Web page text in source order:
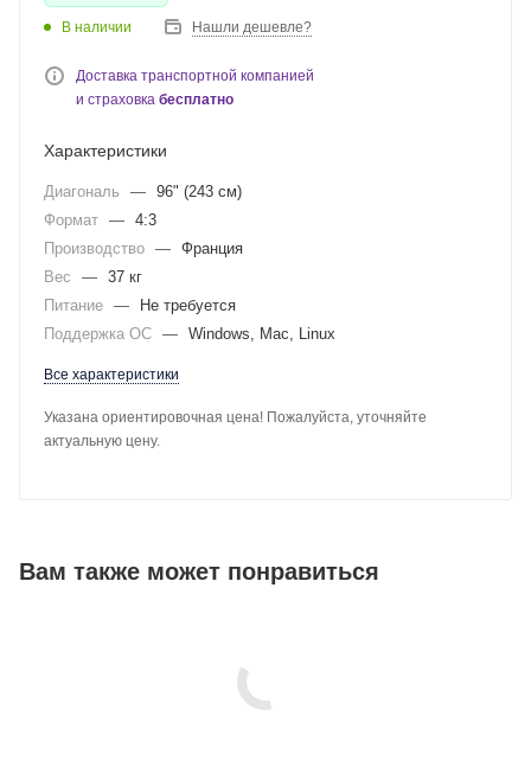
В наличии Нашли дешевле?
Доставка транспортной компанией
и страховка бесплатно
Характеристики
Диагональ — 96" (243 см)
Формат — 4:3
Производство — Франция
Вес
— 37 кг
Питание —
Не требуется
Поддержка ОС — Windows, Mac, Linux
Все характеристики
Указана ориентировочная цена! Пожалуйста, уточняйте
актуальную цену.
Вам также может понравиться